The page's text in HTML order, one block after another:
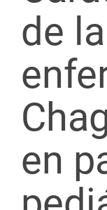
de la
en